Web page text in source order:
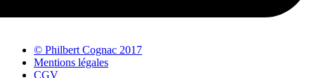
© Philbert Cognac 2017
Mentions légales
CGV